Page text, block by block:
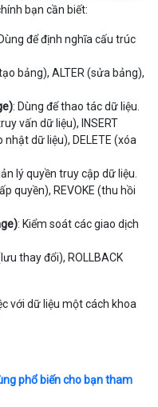
bạn cần biết:
để định nghĩa cấu trúc
bảng), ALTER (sửa bảng),
: Dùng để thao tác dữ liệu.
vấn dữ liệu), INSERT
dữ liệu), DELETE (xóa
lý quyền truy cập dữ liệu.
quyền), REVOKE (thu hồi
: Kiểm soát các giao dịch
thay đổi), ROLLBACK
với dữ liệu một cách khoa
phổ biến cho bạn tham